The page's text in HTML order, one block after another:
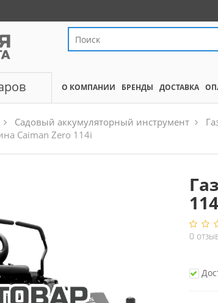
О КОМПАНИИ БРЕНДЫ ДОСТАВКА
Садовый аккумуляторный инструмент
Caiman Zero 114i
0